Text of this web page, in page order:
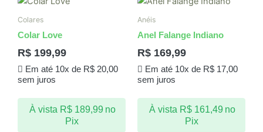
Colares
Colar Love
R$ 199,99
Em até 10x de R$20,00
sem juros
À vista R$189,99 no
Pix
Anéis
Anel Falange Indiano
R$ 169,99
Em até 10x de R$17,00
sem juros
À vista R$161,49 no
Pix